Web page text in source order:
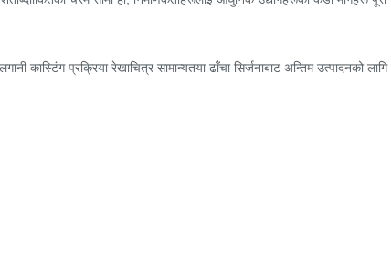
कास्टिंग प्रक्रिया रेखाचित्र सामान्यतया ढाँचा सिर्जनाबाट अन्तिम उत्पादनको